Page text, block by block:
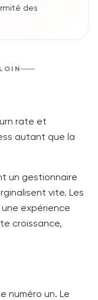
des
rate et
autant que la
un gestionnaire
vite. Les
expérience
croissance,
numéro un. Le